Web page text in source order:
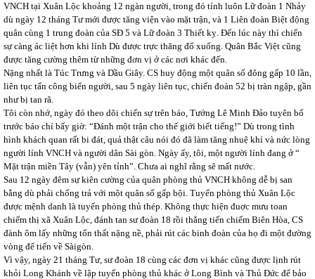
VNCH tại Xuân Lộc khoảng 12 ngàn người, trong đó tính luôn Lữ đoàn 1 Nhảy
dù ngày 12 tháng Tư mới được tăng viện vào mặt trận, và 1 Liên đoàn Biệt động
quân cùng 1 trung đoàn của SĐ 5 và Lữ đoàn 3 Thiết kỵ. Đến lúc này thì chiến
sự càng ác liệt hơn khi lính Dù được trực thăng đổ xuống. Quân Bắc Việt cũng
được tăng cường thêm từ những đơn vị ở các nơi khác đến.
Nặng nhất là Túc Trưng và Dầu Giây. CS huy động một quân số đông gấp 10 lần,
liên tục tấn công biển người, sau 5 ngày liên tục, chiến đoàn 52 bị tràn ngập, gần
như bị tan rã.
Tôi còn nhớ, ngày đó theo dõi chiến sự trên báo, Tướng Lê Minh Đảo tuyên bố
trước báo chí bấy giờ: “Đánh một trận cho thế giới biết tiếng!” Dù trong tình
hình khách quan rất bi đát, quả thật câu nói đó đã làm tăng nhuệ khí và nức lòng
người lính VNCH và người dân Sài gòn. Ngày ấy, tôi, một người lính đang ở “
Mặt trận miền Tây (vẫn) yên tỉnh”. Chưa ai nghĩ rằng sẽ mất nước.
Sau 12 ngày đêm sự kiên cường của quân phòng thủ VNCH không dễ bị san
bằng dù phải chống trả với một quân số gấp bội. Tuyến phòng thủ Xuân Lộc
được mệnh danh là tuyến phòng thủ thép. Không thực hiện đuợc mưu toan
chiếm thị xã Xuân Lộc, đánh tan sư đoàn 18 rồi thẳng tiến chiếm Biên Hòa, CS
đành ôm lấy những tổn thất nặng nề, phải rút các binh đoàn của họ đi một đường
vòng để tiến về Sàigòn.
Vì vậy, ngày 21 tháng Tư, sư đoàn 18 cùng các đơn vị khác cũng được lịnh rút
khỏi Long Khánh về lập tuyến phòng thủ khác ở Long Bình và Thủ Đức để bảo